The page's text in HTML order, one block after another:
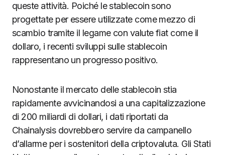
queste attività. Poiché le stablecoin sono
progettate per essere utilizzate come mezzo di
scambio tramite il legame con valute fiat come il
dollaro, i recenti sviluppi sulle stablecoin
rappresentano un progresso positivo.
Nonostante il mercato delle stablecoin stia
rapidamente avvicinandosi a una capitalizzazione
di 200 miliardi di dollari, i dati riportati da
Chainalysis dovrebbero servire da campanello
d’allarme per i sostenitori della criptovaluta. Gli Stati